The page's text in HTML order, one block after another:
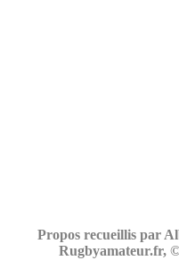
Propos recueillis par
Rugbyamateur.fr,